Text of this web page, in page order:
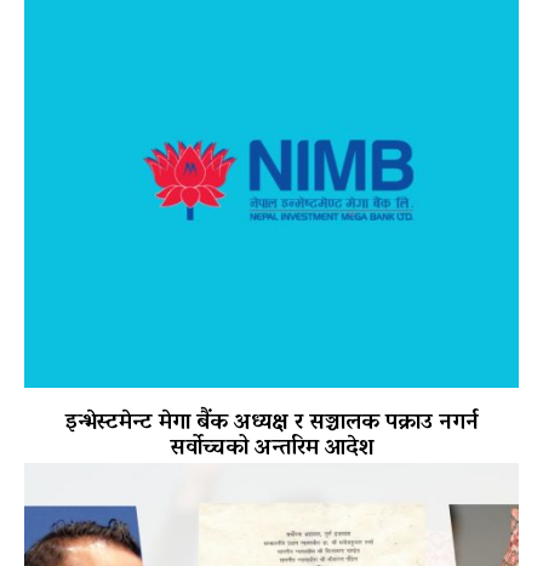
इन्भेस्टमेन्ट मेगा बैंक अध्यक्ष र सञ्चालक पक्राउ नगर्न
सर्वोच्चको अन्तरिम आदेश